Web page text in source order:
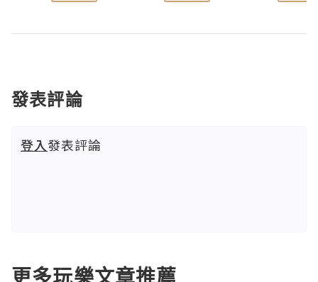
發表評論
登入發表評論
更多玩樂文章推薦